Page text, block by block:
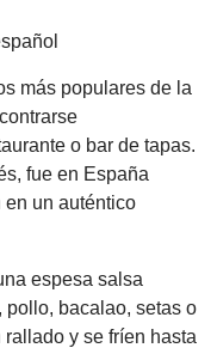
más populares de la
o bar de tapas.
fue en España
un auténtico
espesa salsa
pollo, bacalao, setas o
y se fríen hasta